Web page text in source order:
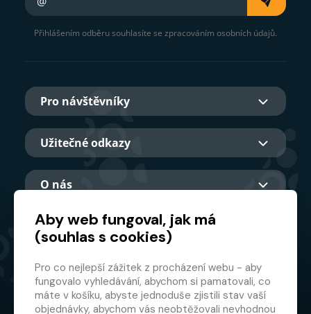
Přihlášením odběru souhlasíte se zpracováním osobních údajů.
Pro návštěvníky
Užitečné odkazy
O nás
Hlavní partner
Aby web fungoval, jak má
(souhlas s cookies)
Pro co nejlepší zážitek z procházení webu - aby
fungovalo vyhledávání, abychom si pamatovali, co
máte v košíku, abyste jednoduše zjistili stav vaší
objednávky, abychom vás neobtěžovali nevhodnou